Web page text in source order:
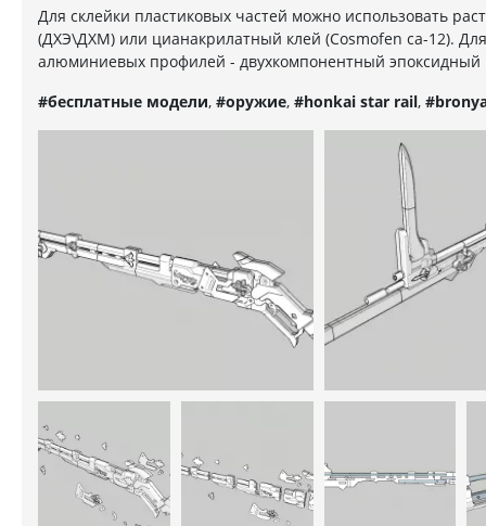
Для склейки пластиковых частей можно использовать
(ДХЭ\ДХМ) или цианакрилатный клей (Cosmofen ca-12).
алюминиевых профилей - двухкомпонентный эпоксидный
#бесплатные модели, #оружие, #honkai star rail,